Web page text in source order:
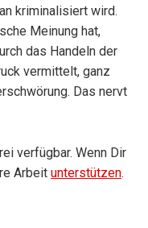
kriminalisiert wird.
Meinung hat,
das Handeln der
vermittelt, ganz
Das nervt
verfügbar. Wenn Dir
Arbeit unterstützen.